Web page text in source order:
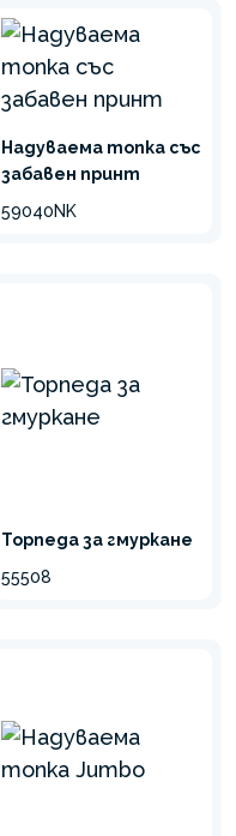
Надуваема топка със
забавен принт
59040NK
Торпеда за гмуркане
55508